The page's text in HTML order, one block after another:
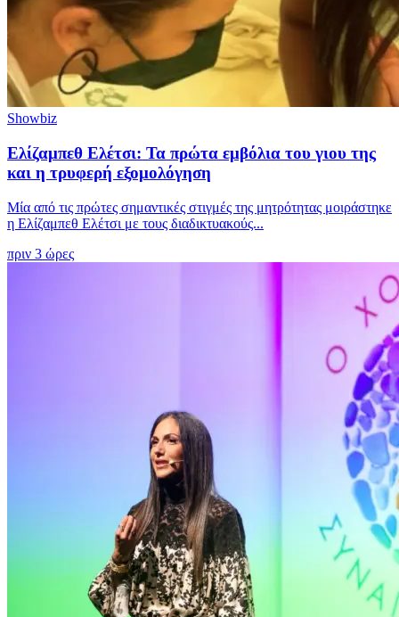
Showbiz
Ελίζαμπεθ Ελέτσι: Τα πρώτα εμβόλια του γιου της
και η τρυφερή εξομολόγηση
Μία από τις πρώτες σημαντικές στιγμές της μητρότητας μοιράστηκε
η Ελίζαμπεθ Ελέτσι με τους διαδικτυακούς...
πριν 3 ώρες